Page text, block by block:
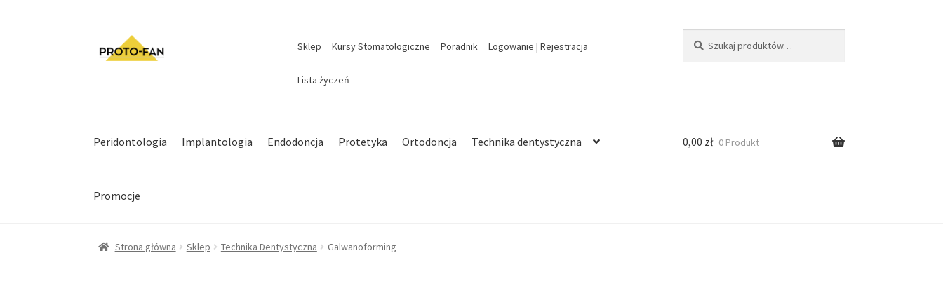
Sklep Kursy Stomatologiczne Poradnik Logowanie | Rejestracja
Lista życzeń
Peridontologia Implantologia Endodoncja Protetyka Ortodoncja Technika dentystyczna
Promocje
0,00 zł 0 Produkt
Strona główna Sklep Technika Dentystyczna Galwanoforming